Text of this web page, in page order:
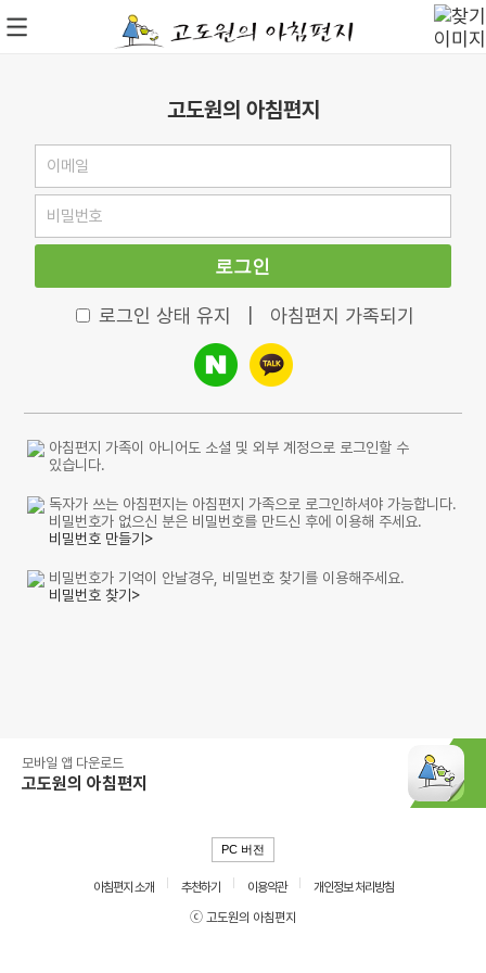
고도원의 아침편지
로그인
로그인 상태 유지 아침편지 가족되기
아침편지 가족이 아니어도 소셜 및 외부 계정으로 로그인할 수
있습니다.
독자가 쓰는 아침편지는 아침편지 가족으로 로그인하셔야 가능합니다.
비밀번호가 없으신 분은 비밀번호를 만드신 후에 이용해 주세요.
비밀번호 만들기>
비밀번호가 기억이 안날경우, 비밀번호 찾기를 이용해주세요.
비밀번호 찾기>
모바일 앱 다운로드
고도원의 아침편지
PC 버전
아침편지 소개 추천하기 이용약관
개인정보 처리방침
ⓒ 고도원의 아침편지